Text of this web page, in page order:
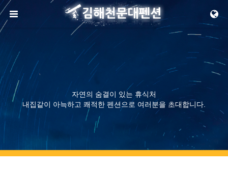
메뉴 건너뛰기
자연의 숨결이 있는 휴식처
내집같이 아늑하고 쾌적한 펜션으로 여러분을 초대합니다.